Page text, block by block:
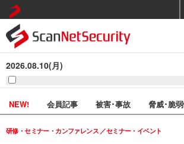
2026.08.10(月)
NEW! 会員記事 被害･事故 脅威･脆
研修・セミナー・カンファレンス セミナー・イベント